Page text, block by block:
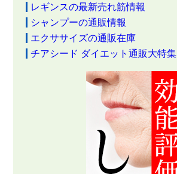
レギンスの最新売れ筋情報
シャンプーの通販情報
エクササイズの通販在庫
チアシード ダイエット通販大特集